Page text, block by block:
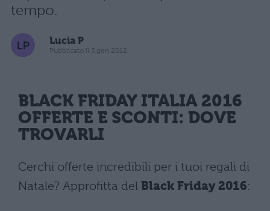
tempo.
Lucia P
Pubblicato il 3 gen 2012
BLACK FRIDAY ITALIA 2016
OFFERTE E SCONTI: DOVE
TROVARLI
Cerchi offerte incredibili per i tuoi regali di
Natale? Approfitta del Black Friday 2016: